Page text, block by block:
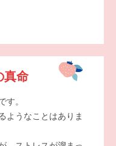
真命
す。
ようなことはありま